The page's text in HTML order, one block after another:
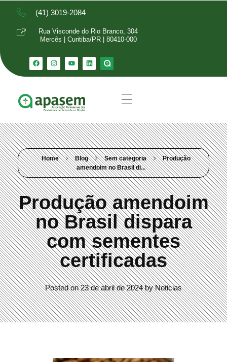
(41) 3019-2084
Rua Visconde do Rio Branco, 304
Mercês | Curitiba/PR | 80410-000
Home Blog Sem categoria
Produção
amendoim no Brasil di...
Produção amendoim
no Brasil dispara
com sementes
certificadas
Posted on 23 de abril de 2024 by Noticias